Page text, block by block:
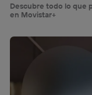
Descubre todo lo que
en Movistar+